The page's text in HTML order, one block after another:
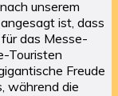
unserem
ist, dass
das Messe-
Touristen
Freude
während die